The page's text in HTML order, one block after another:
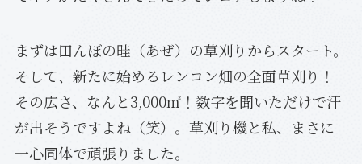
まずは田んぼの畦（あぜ）の草刈りからスタート。
そして、新たに始めるレンコン畑の全面草刈り！
その広さ、なんと3,000㎡！数字を聞いただけで汗
が出そうですよね（笑）。草刈り機と私、まさに
一心同体で頑張りました。